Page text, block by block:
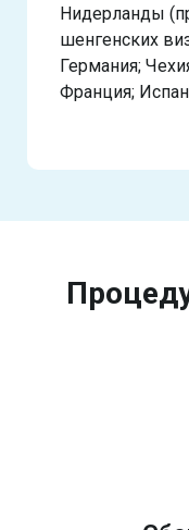
Нидерланды
шенгенских
Германия;
Франция;